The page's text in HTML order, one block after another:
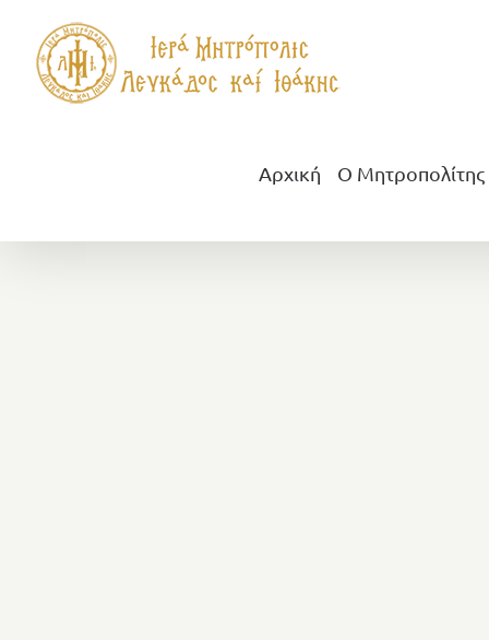
περιεχόμενο
Αρχική Ο Μητροπολίτης